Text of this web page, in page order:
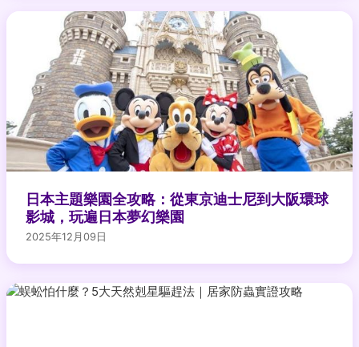
日本主題樂園全攻略：從東京迪士尼到大阪環球
影城，玩遍日本夢幻樂園
2025年12月09日